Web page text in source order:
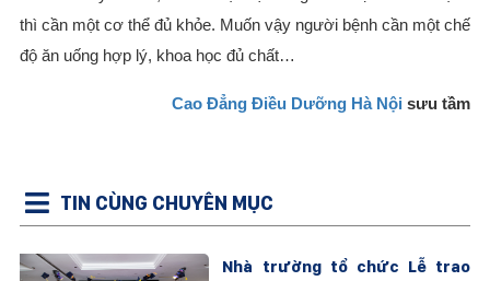
thì cần một cơ thể đủ khỏe. Muốn vậy người bệnh cần một chế
độ ăn uống hợp lý, khoa học đủ chất…
Cao Đẳng Điều Dưỡng Hà Nội sưu tầm
TIN CÙNG CHUYÊN MỤC
Nhà trường tổ chức Lễ trao